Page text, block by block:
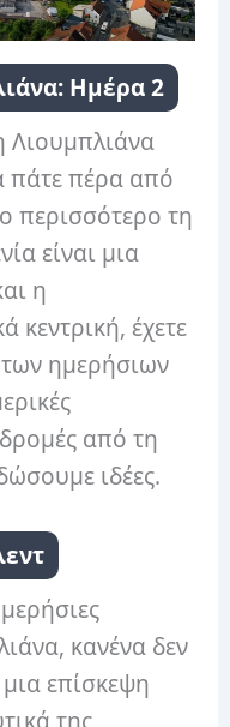
Ημέρα 2
Λιουμπλιάνα
πάτε πέρα ​​από
περισσότερο τη
​​είναι μια
η
κεντρική, έχετε
ημερήσιων
από τη
ιδέες.
κανένα δεν
επίσκεψη